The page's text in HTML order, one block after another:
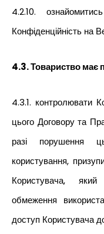
4.2.10.
Конфіденційність на
4.3. Товариство має
4.3.1. контролювати
цього Договору та
разі порушення
користування,
Користувача,
обмеження
доступ Користувача